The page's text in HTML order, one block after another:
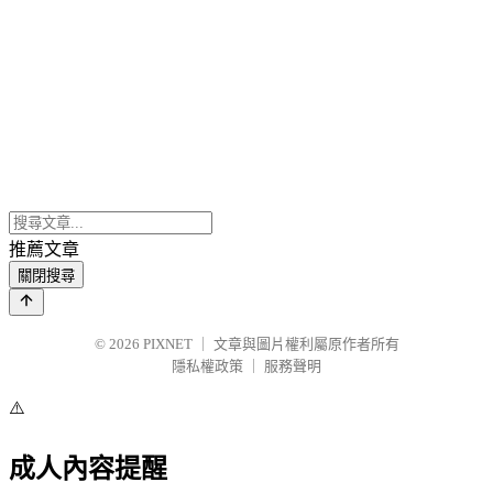
推薦文章
關閉搜尋
© 2026 PIXNET
文章與圖片權利屬原作者所有
隱私權政策
服務聲明
⚠️
成人內容提醒